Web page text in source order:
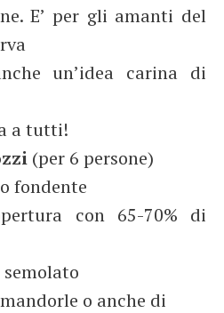
E’ per gli amanti del
un’idea carina di
a tutti!
(per 6 persone)
fondente
con 65-70% di
o anche di